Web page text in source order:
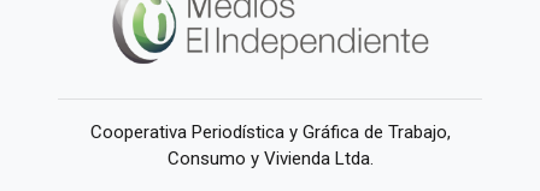
Cooperativa Periodística y Gráfica de Trabajo,
Consumo y Vivienda Ltda.